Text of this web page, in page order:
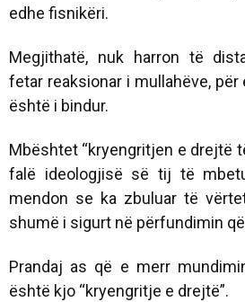
edhe fisnikëri.
Megjithatë, nuk harron të
fetar reaksionar i mullahëve,
është i bindur.
Mbështet “kryengritjen e drejtë
falë ideologjisë së tij të
mendon se ka zbuluar të
shumë i sigurt në përfundimin
Prandaj as që e merr
është kjo “kryengritje e drejtë”.